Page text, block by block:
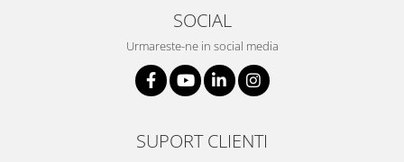
SOCIAL
Urmareste-ne in social media
SUPORT CLIENTI